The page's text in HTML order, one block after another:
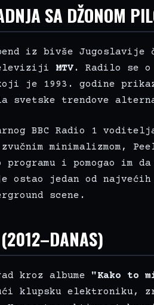
SA DŽONOM
iz bivše
MTV . Radilo se o
je 1993. godine
trendove
BBC Radio 1
minimalizmom,
i pomogao im
ostao jedan od najvećih
scene.
kroz albume "Kako to
klupsku elektroniku,